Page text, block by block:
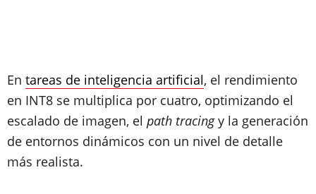
En tareas de inteligencia artificial, el rendimiento
en INT8 se multiplica por cuatro, optimizando el
escalado de imagen, el path tracingy la generación
de entornos dinámicos con un nivel de detalle
más realista.